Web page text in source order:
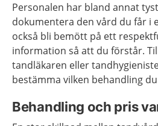
Personalen har bland annat
dokumentera den vård du får i
också bli bemött på ett
information så att du förstår.
tandläkaren eller
bestämma vilken behandling du
Behandling och pris